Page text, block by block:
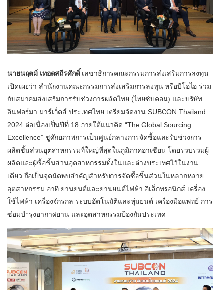
นายนฤตม์ เทอดสถีรศักดิ์ เลขาธิการคณะกรรมการส่งเสริมการลงทุน
เปิดเผยว่า สำนักงานคณะกรรมการส่งเสริมการลงทุน หรือบีโอไอ ร่วม
กับสมาคมส่งเสริมการรับช่วงการผลิตไทย (ไทยซับคอน) และบริษัท
อินฟอร์มา มาร์เก็ตส์ ประเทศไทย เตรียมจัดงาน SUBCON Thailand
2024 ต่อเนื่องเป็นปีที่ 18 ภายใต้แนวคิด “The Global Sourcing
Excellence” ชูศักยภาพการเป็นศูนย์กลางการจัดซื้อและรับช่วงการ
ผลิตชิ้นส่วนอุตสาหกรรมที่ใหญ่ที่สุดในภูมิภาคอาเซียน โดยรวบรวมผู้
ผลิตและผู้ซื้อชิ้นส่วนอุตสาหกรรมทั้งในและต่างประเทศไว้ในงาน
เดียว ถือเป็นจุดนัดพบสำคัญสำหรับการจัดซื้อชิ้นส่วนในหลากหลาย
อุตสาหกรรม อาทิ ยานยนต์และยานยนต์ไฟฟ้า อิเล็กทรอนิกส์ เครื่อง
ใช้ไฟฟ้า เครื่องจักรกล ระบบอัตโนมัติและหุ่นยนต์ เครื่องมือแพทย์ การ
ซ่อมบำรุงอากาศยาน และอุตสาหกรรมป้องกันประเทศ